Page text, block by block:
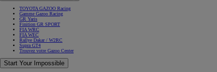
TOYOTA GAZOO Racing
Gamme Gazoo Racing
GR Yaris
Finition GR SPORT
FIA WRC
FIA WEC
Rallye Dakar / W2RC
Supra GT4
Trouvez votre Gazoo Center
Start Your Impossible